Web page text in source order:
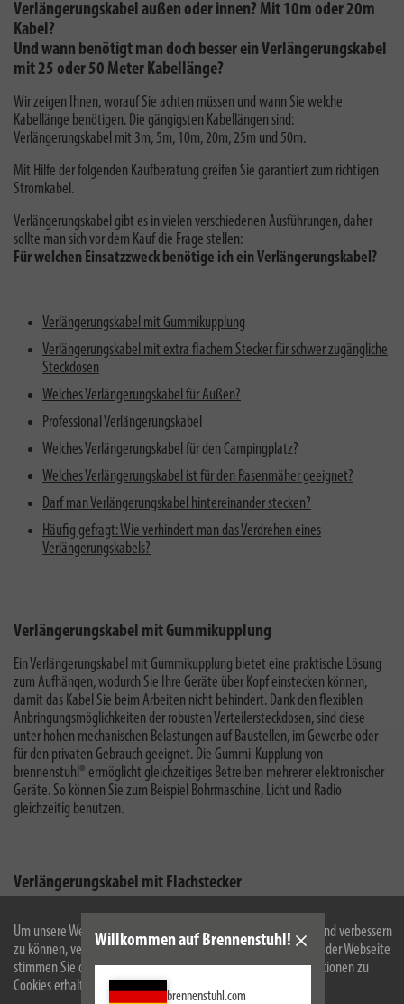
Um unsere Webseite für Sie optimal zu gestalten und fortlaufend verbessern
zu können, verwenden wir Cookies. Durch die weitere Nutzung der Webseite
stimmen Sie der Verwendung von Cookies zu. Weitere Informationen zu
Cookies erhalten Sie in unserer
Willkommen auf Brennenstuhl!
brennenstuhl.com
Verlängerungskabel außen oder innen? Mit 10m oder 20m
Kabel?
Und wann benötigt man doch besser ein Verlängerungskabel
mit 25 oder 50 Meter Kabellänge?
Wir zeigen Ihnen, worauf Sie achten müssen und wann Sie welche
Kabellänge benötigen. Die gängigsten Kabellängen sind:
Verlängerungskabel mit 3m, 5m, 10m, 20m, 25m und 50m.
Mit Hilfe der folgenden Kaufberatung greifen Sie garantiert zum richtigen
Stromkabel.
Verlängerungskabel gibt es in vielen verschiedenen Ausführungen, daher
sollte man sich vor dem Kauf die Frage stellen:
Für welchen Einsatzzweck benötige ich ein Verlängerungskabel?
Verlängerungskabel mit Gummikupplung
Verlängerungskabel mit extra flachem Stecker für schwer zugängliche
Steckdosen
Welches Verlängerungskabel für Außen?
Professional Verlängerungskabel
Welches Verlängerungskabel für den Campingplatz?
Welches Verlängerungskabel ist für den Rasenmäher geeignet?
Darf man Verlängerungskabel hintereinander stecken?
Häufig gefragt: Wie verhindert man das Verdrehen eines
Verlängerungskabels?
Verlängerungskabel mit Gummikupplung
Ein Verlängerungskabel mit Gummikupplung bietet eine praktische Lösung
zum Aufhängen, wodurch Sie Ihre Geräte über Kopf einstecken können,
damit das Kabel Sie beim Arbeiten nicht behindert. Dank den flexiblen
Anbringungsmöglichkeiten der robusten Verteilersteckdosen, sind diese
unter hohen mechanischen Belastungen auf Baustellen, im Gewerbe oder
für den privaten Gebrauch geeignet. Die Gummi-Kupplung von
brennenstuhl® ermöglicht gleichzeitiges Betreiben mehrerer elektronischer
Geräte. So können Sie zum Beispiel Bohrmaschine, Licht und Radio
gleichzeitig benutzen.
Verlängerungskabel mit Flachstecker
Ein Verlängerungskabel mit extra flachem Stecker ist nicht nur eine